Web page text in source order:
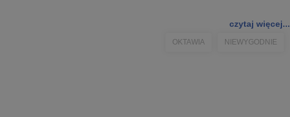
czytaj więcej...
OKTAWIA NIEWYGODNIE